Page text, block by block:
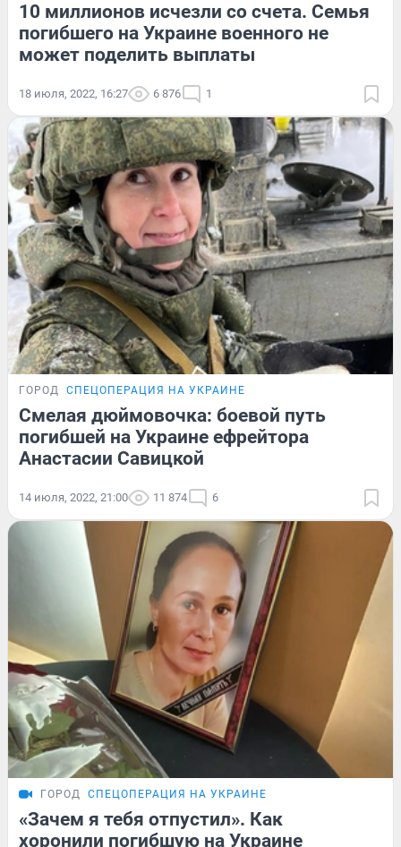
10 миллионов исчезли со счета. Семья
погибшего на Украине военного не
может поделить выплаты
18 июля, 2022, 16:27 6 876 1
ГОРОД СПЕЦОПЕРАЦИЯ НА УКРАИНЕ
Смелая дюймовочка: боевой путь
погибшей на Украине ефрейтора
Анастасии Савицкой
14 июля, 2022, 21:00 11 874 6
ГОРОД СПЕЦОПЕРАЦИЯ НА УКРАИНЕ
«Зачем я тебя отпустил». Как
хоронили погибшую на Украине